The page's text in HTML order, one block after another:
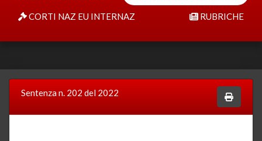
CORTI NAZ EU INTERNAZ RUBRICHE
Sentenza n. 202 del 2022